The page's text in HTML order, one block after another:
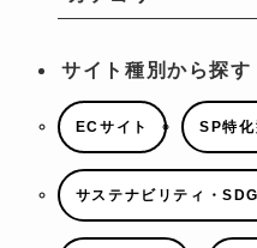
サイト種別から探す
ECサイト SP特化
サステナビリティ・